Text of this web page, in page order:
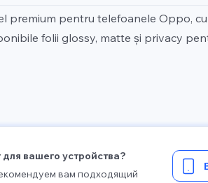
premium pentru telefoanele Oppo,
folii glossy, matte și privacy
вашего устройства?
вам подходящий